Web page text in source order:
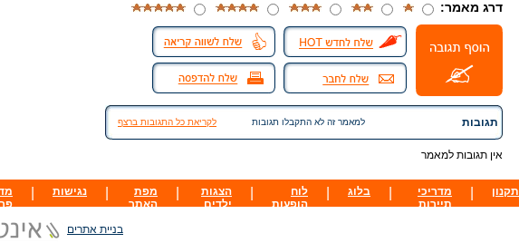
דרג מאמר:
תגובות למאמר זה לא התקבלו תגובות לקריאת כל התגובות ברצף
אין תגובות למאמר
תקנון
מדריכי
תיירות
בלוג
לוח
הופעות
הצגות
ילדים
מפת
האתר
נגישות
בניית אתרים